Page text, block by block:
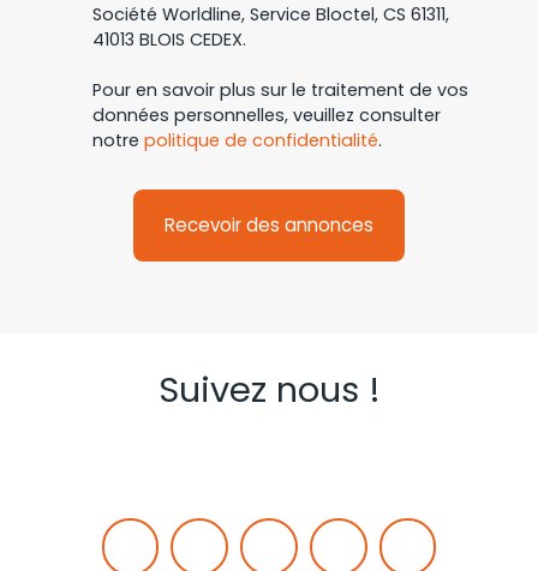
Société Worldline, Service Bloctel, CS 61311,
41013 BLOIS CEDEX.
Pour en savoir plus sur le traitement de vos
données personnelles, veuillez consulter
notre politique de confidentialité.
Recevoir des annonces
Suivez nous !